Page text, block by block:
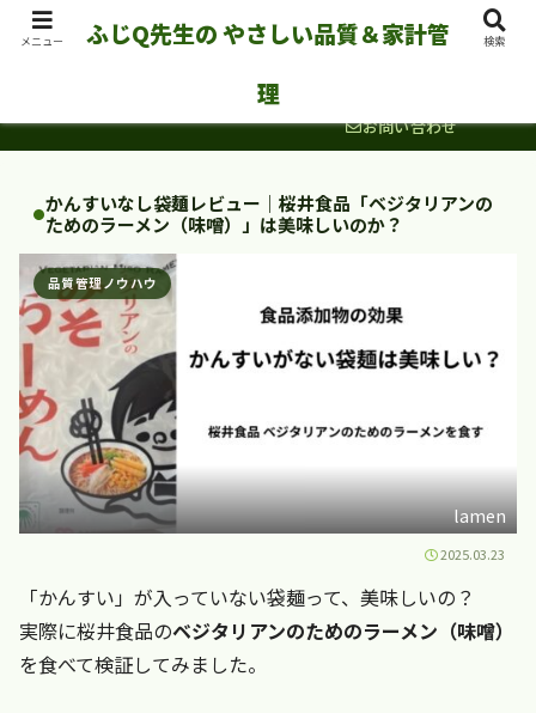
お問い合わせ
かんすいなし袋麺レビュー｜桜井食品「ベジタリアンの
ためのラーメン（味噌）」は美味しいのか？
品質管理ノウハウ
lamen
2025.03.23
「かんすい」が入っていない袋麺って、美味しいの？
実際に桜井食品のベジタリアンのためのラーメン（味噌）
を食べて検証してみました。
メニュー
ふじQ先生の やさしい品質＆家計管
理
検索